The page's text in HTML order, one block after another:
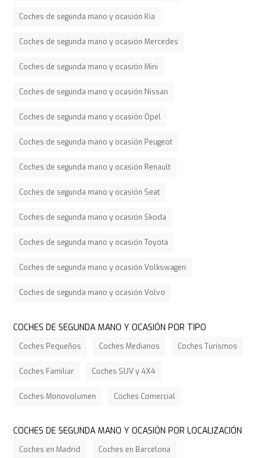
Coches de segunda mano y ocasión Kia
Coches de segunda mano y ocasión Mercedes
Coches de segunda mano y ocasión Mini
Coches de segunda mano y ocasión Nissan
Coches de segunda mano y ocasión Opel
Coches de segunda mano y ocasión Peugeot
Coches de segunda mano y ocasión Renault
Coches de segunda mano y ocasión Seat
Coches de segunda mano y ocasión Skoda
Coches de segunda mano y ocasión Toyota
Coches de segunda mano y ocasión Volkswagen
Coches de segunda mano y ocasión Volvo
COCHES DE SEGUNDA MANO Y OCASIÓN POR TIPO
Coches Pequeños Coches Medianos Coches Turismos
Coches Familiar Coches SUV y 4X4
Coches Monovolumen Coches Comercial
COCHES DE SEGUNDA MANO Y OCASIÓN POR LOCALIZACIÓN
Coches en Madrid Coches en Barcelona